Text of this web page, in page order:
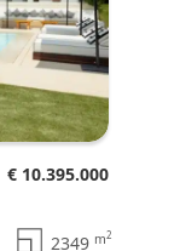
€ 10.395.000
2349 m2